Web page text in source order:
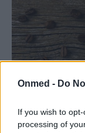
Onmed - Do
If you wish to
processing of